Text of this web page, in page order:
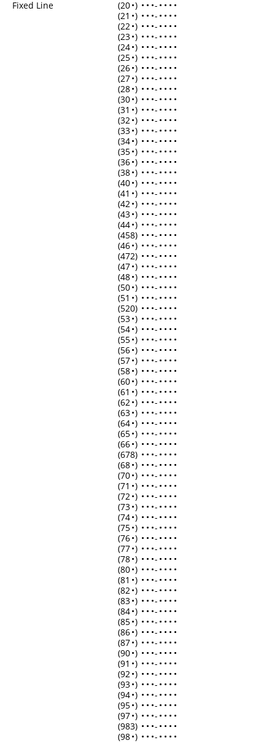
Fixed Line (20•) • • •- • • • •
(21 •) • • •- • • • •
(22•) • • •- • • • •
(23•) • • •- • • • •
(24•) • • •- • • • •
(25•) • • •- • • • •
(26•) • • •- • • • •
(27•) • • •- • • • •
(28•) • • •- • • • •
(30•) • • •- • • • •
(31 •) • • •- • • • •
(32•) • • •- • • • •
(33•) • • •- • • • •
(34•) • • •- • • • •
(35•) • • •- • • • •
(36•) • • •- • • • •
(38•) • • •- • • • •
(40•) • • •- • • • •
(41 •) • • •- • • • •
(42•) • • •- • • • •
(43•) • • •- • • • •
(44•) • • •- • • • •
(458) • • •- • • • •
(46•) • • •- • • • •
(472) • • •- • • • •
(47•) • • •- • • • •
(48•) • • •- • • • •
(50•) • • •- • • • •
(51 •) • • •- • • • •
(520) • • •- • • • •
(53•) • • •- • • • •
(54•) • • •- • • • •
(55•) • • •- • • • •
(56•) • • •- • • • •
(57•) • • •- • • • •
(58•) • • •- • • • •
(60•) • • •- • • • •
(61 •) • • •- • • • •
(62•) • • •- • • • •
(63•) • • •- • • • •
(64•) • • •- • • • •
(65•) • • •- • • • •
(66•) • • •- • • • •
(678) • • •- • • • •
(68•) • • •- • • • •
(70•) • • •- • • • •
(71 •) • • •- • • • •
(72•) • • •- • • • •
(73•) • • •- • • • •
(74•) • • •- • • • •
(75•) • • •- • • • •
(76•) • • •- • • • •
(77•) • • •- • • • •
(78•) • • •- • • • •
(80•) • • •- • • • •
(81 •) • • •- • • • •
(82•) • • •- • • • •
(83•) • • •- • • • •
(84•) • • •- • • • •
(85•) • • •- • • • •
(86•) • • •- • • • •
(87•) • • •- • • • •
(90•) • • •- • • • •
(91 •) • • •- • • • •
(92•) • • •- • • • •
(93•) • • •- • • • •
(94•) • • •- • • • •
(95•) • • •- • • • •
(97•) • • •- • • • •
(983) • • •- • • • •
(98•) • • •- • • • •